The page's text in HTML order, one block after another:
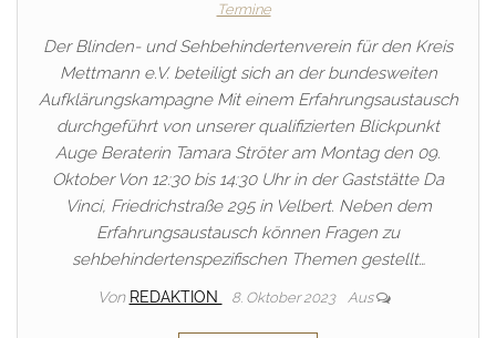
Termine
Der Blinden- und Sehbehindertenverein für den Kreis
Mettmann e.V. beteiligt sich an der bundesweiten
Aufklärungskampagne Mit einem Erfahrungsaustausch
durchgeführt von unserer qualifizierten Blickpunkt
Auge Beraterin Tamara Ströter am Montag den 09.
Oktober Von 12:30 bis 14:30 Uhr in der Gaststätte Da
Vinci, Friedrichstraße 295 in Velbert. Neben dem
Erfahrungsaustausch können Fragen zu
sehbehindertenspezifischen Themen gestellt…
Von REDAKTION 8. Oktober 2023 Aus